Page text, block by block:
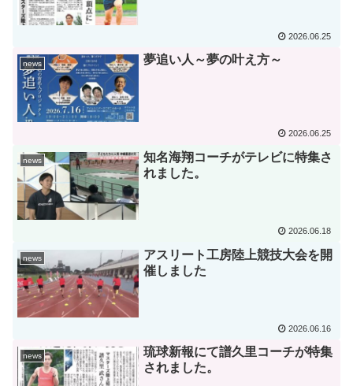
2026.06.25
news 夢追い人～夢の叶え方～
2026.06.25
news
知名海翔コーチがテレビに特集さ
れました。
2026.06.18
news
アスリート工房陸上競技大会を開
催しました
2026.06.16
news
琉球新報にて譜久里コーチが特集
されました。